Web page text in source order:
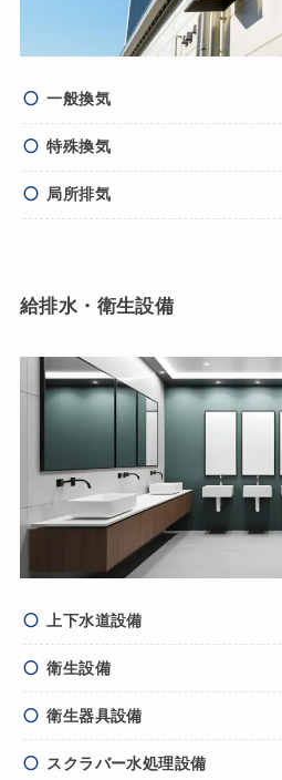
一般換気
特殊換気
局所排気
給排水・衛生設備
上下水道設備
衛生設備
衛生器具設備
スクラバー水処理設備